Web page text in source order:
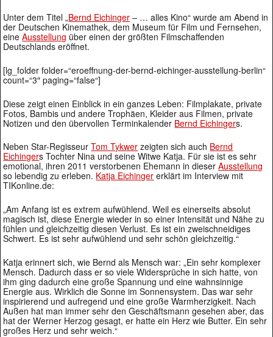
Unter dem Titel „Bernd Eichinger – … alles Kino“ wurde am Abend in
der Deutschen Kinemathek, dem Museum für Film und Fernsehen,
eineAusstellung über einen der größten Filmschaffenden
Deutschlands eröffnet.
[lg_folder folder=“eroeffnung-der-bernd-eichinger-ausstellung-berlin“
count=“3″ paging=“false“]
Diese zeigt einen Einblick in ein ganzes Leben: Filmplakate, private
Fotos, Bambis und andere Trophäen, Kleider aus Filmen, private
Notizen und den übervollen Terminkalender Bernd Eichingers.
Neben Star-RegisseurTom Tykwer zeigten sich auch Bernd
Eichingers Tochter Nina und seine Witwe Katja. Für sie ist es sehr
emotional, ihren 2011 verstorbenen Ehemann in dieserAusstellung
so lebendig zu erleben. Katja Eichinger erklärt im Interview mit
TIKonline.de:
„Am Anfang ist es extrem aufwühlend. Weil es einerseits absolut
magisch ist, diese Energie wieder in so einer Intensität und Nähe zu
fühlen und gleichzeitig diesen Verlust. Es ist ein zweischneidiges
Schwert. Es ist sehr aufwühlend und sehr schön gleichzeitig.“
Katja erinnert sich, wie Bernd als Mensch war: „Ein sehr komplexer
Mensch. Dadurch dass er so viele Widersprüche in sich hatte, von
ihm ging dadurch eine große Spannung und eine wahnsinnige
Energie aus. Wirklich die Sonne im Sonnensystem. Das war sehr
inspirierend und aufregend und eine große Warmherzigkeit. Nach
Außen hat man immer sehr den Geschäftsmann gesehen aber, das
hat der Werner Herzog gesagt, er hatte ein Herz wie Butter. Ein sehr
großes Herz und sehr weich.“